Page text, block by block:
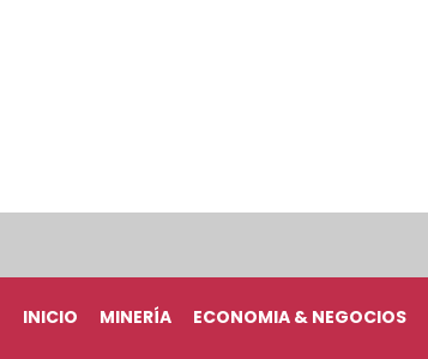
INICIO MINERÍA ECONOMIA & NEGOCIOS